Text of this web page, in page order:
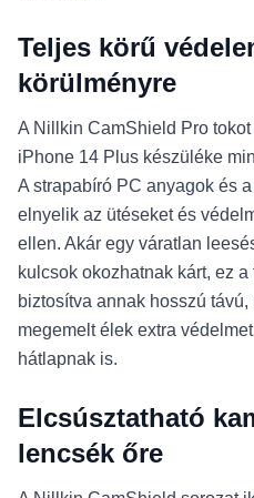
Teljes körű
körülményre
A Nillkin CamShield Pro
iPhone 14 Plus készüléke
A strapabíró PC anyagok és
elnyelik az ütéseket és
ellen. Akár egy váratlan
kulcsok okozhatnak kárt, ez
biztosítva annak hosszú
megemelt élek extra
hátlapnak is.
Elcsúsztatható
lencsék őre